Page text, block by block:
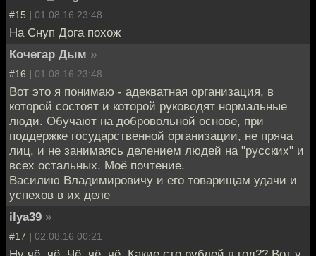
#15 | 01.08.16 23:48
На Снуп Дога похож
Кочегар Дым »
#16 | 01.08.16 23:48
Вот это я понимаю - адекватная организация, в
которой состоят и которой руководят нормальные
люди. Обучают на добровольной основе, при
поддержке государственной организации, не пряча
лиц, и не занимаясь делением людей на "русских" и
всех остальных. Моё почтение.
Василию Владимировичу и его товарищам удачи и
успехов в их деле
ilya39 »
#17 | 02.08.16 00:21